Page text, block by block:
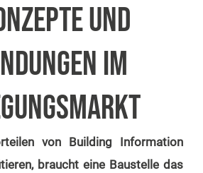
UND
IM
von Building Information
braucht eine Baustelle das